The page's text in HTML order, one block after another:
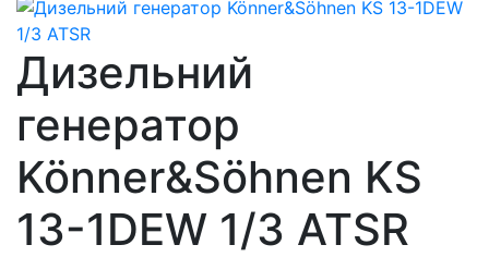
Дизельний
генератор
Könner&Söhnen KS
13-1DEW 1/3 ATSR